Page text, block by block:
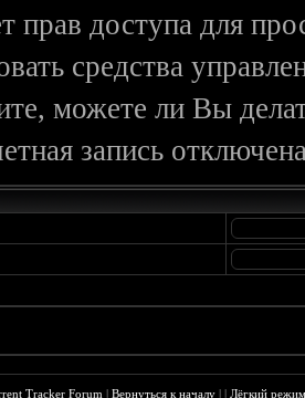
прав доступа для
средства
можете ли Вы
запись
Tracker Forum |Вернуться к началу ||Лёгкий